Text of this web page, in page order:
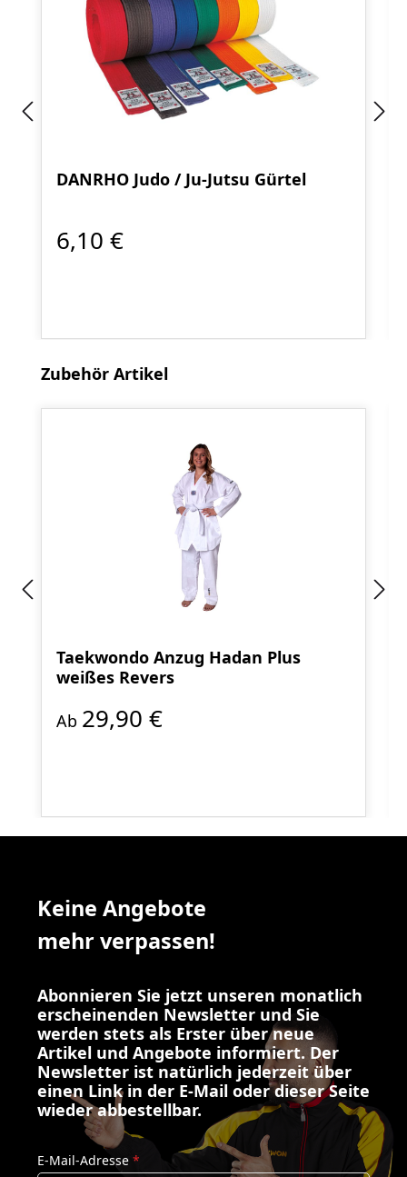
DANRHO Judo / Ju-Jutsu Gürtel
6,10 €
Produktgalerie überspringen
Zubehör Artikel
Taekwondo Anzug Hadan Plus
weißes Revers
Ab 29,90 €
Keine Angebote
mehr verpassen!
Abonnieren Sie jetzt unseren monatlich
erscheinenden Newsletter und Sie
werden stets als Erster über neue
Artikel und Angebote informiert. Der
Newsletter ist natürlich jederzeit über
einen Link in der E-Mail oder dieser Seite
wieder abbestellbar.
E-Mail-Adresse *